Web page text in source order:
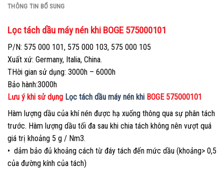
THÔNG TIN BỔ SUNG
Lọc tách dầu máy nén khi BOGE 575000101
P/N: 575 000 101, 575 000 103, 575 000 105
Xuất xứ: Germany, Italia, China.
THời gian sử dụng: 3000h – 6000h
Bảo hành:3000h
Lưu ý khi sử dụng Lọc tách dầu máy nén khi BOGE 575000101
Hàm lượng dầu của khí nén được hạ xuống thông qua sự phân tách
trước. Hàm lượng dầu tối đa sau khi chia tách không nên vượt quá
giá trị khoảng 5 g / Nm3.
• dảm bảo đủ khoảng cách từ đáy tách đến mức dầu (khoảng> 0,5
của đường kính của tách)